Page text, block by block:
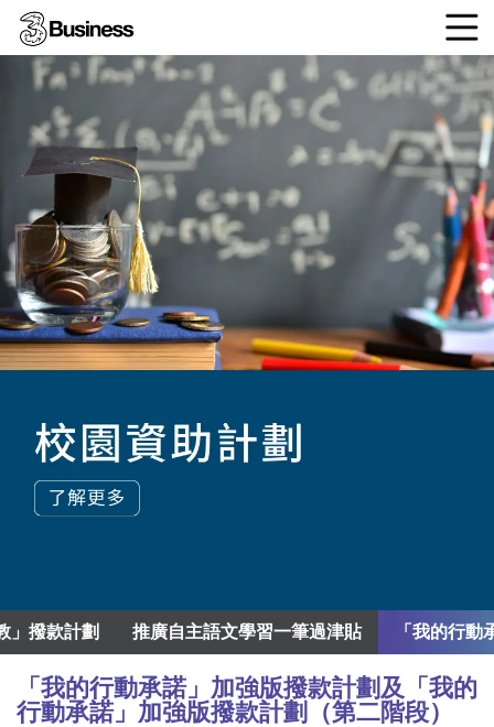
」撥款計劃 推廣自主語文學習一筆過津貼 「我的行動
「我的行動承諾」加強版撥款計劃及「我的
行動承諾」加強版撥款計劃（第二階段）